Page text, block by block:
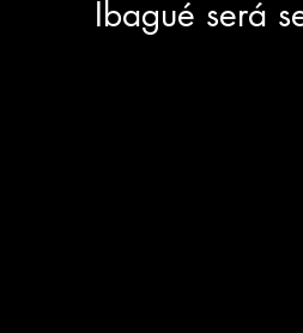
Ibagué será